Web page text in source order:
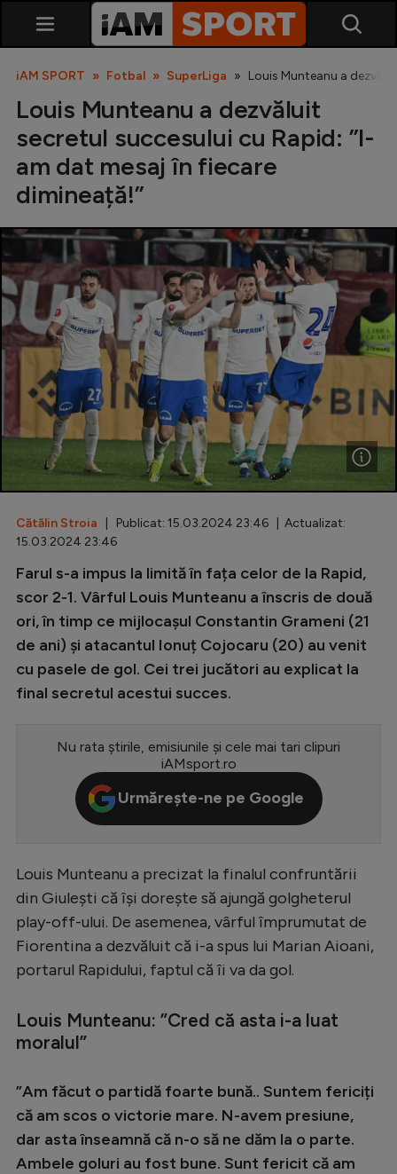
SuperLiga
Liga 2
Cupa României
Echipa Națională
U21
Fotbal feminin
Special
Diverse
Inedit
Clasamente
Champions League
Europa League
Conference League
Premier League
LaLiga
Ligue 1
Campionate
Starurile fotbalului
EURO 2024
Stranieri
Tenis
iAM SPORT Fotbal SuperLiga Louis Munteanu a
Louis Munteanu a dezvăluit
secretul succesului cu Rapid: ”I-
am dat mesaj în fiecare
dimineață!”
Cătălin Stroia | Publicat: 15.03.2024 23:46 | Actualizat:
15.03.2024 23:46
Farul s-a impus la limită în fața celor de la Rapid,
scor 2-1. Vârful Louis Munteanu a înscris de două
ori, în timp ce mijlocașul Constantin Grameni (21
de ani) și atacantul Ionuț Cojocaru (20) au venit
cu pasele de gol. Cei trei jucători au explicat la
final secretul acestui succes.
Nu rata știrile, emisiunile și cele mai tari clipuri
iAMsport.ro
Urmărește-ne pe Google
Louis Munteanu a precizat la finalul confruntării
din Giulești că își dorește să ajungă golgheterul
play-off-ului. De asemenea, vârful împrumutat de
Fiorentina a dezvăluit că i-a spus lui Marian Aioani,
portarul Rapidului, faptul că îi va da gol.
Louis Munteanu: ”Cred că asta i-a luat
moralul”
”Am făcut o partidă foarte bună.. Suntem fericiți
că am scos o victorie mare. N-avem presiune,
dar asta înseamnă că n-o să ne dăm la o parte.
Ambele goluri au fost bune. Sunt fericit că am